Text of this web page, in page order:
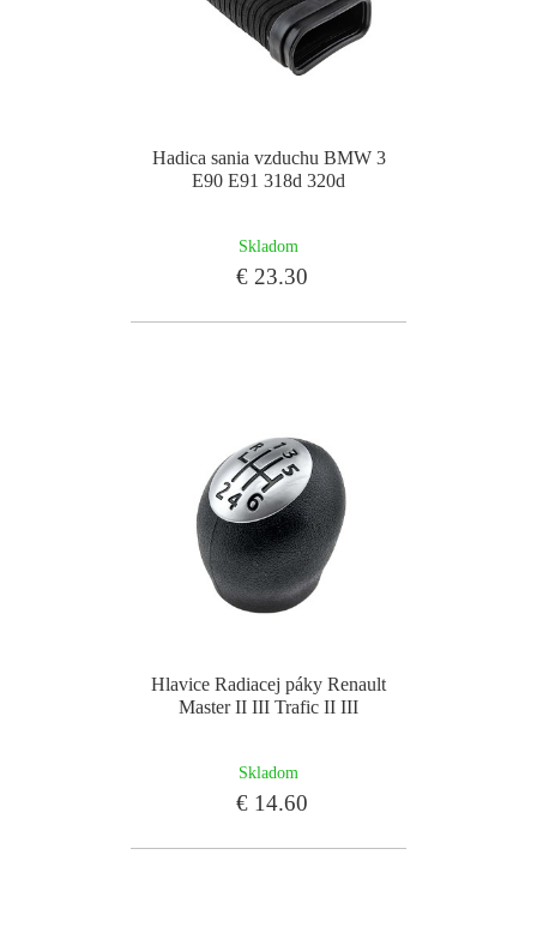
Hadica sania vzduchu BMW 3
E90 E91 318d 320d
Skladom
€ 23.30
Hlavice Radiacej páky Renault
Master II III Trafic II III
Skladom
€ 14.60